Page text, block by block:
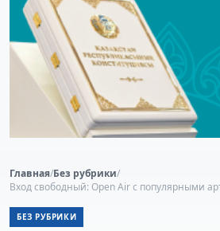
Главная/Без рубрики/
Вход свободный: Open Air с популярными
БЕЗ РУБРИКИ